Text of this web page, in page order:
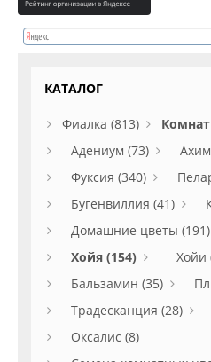
КАТАЛОГ
Фиалка (813)
Адениум (73)
Фуксия (340)
Бугенвиллия (41)
Домашние цветы (191)
Хойя (154)
Хойи
Бальзамин (35)
Традесканция (28)
Оксалис (8)